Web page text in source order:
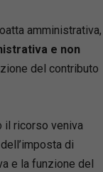
Napoli
in crisi
Autrice di
per
ed è docente
amministrativa,
e non
del contributo
il ricorso veniva
di
e la funzione del